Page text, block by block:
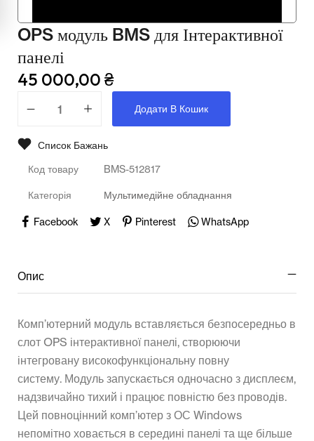
Освіта
Хімія
Всі товари
STEM
OPS модуль BMS для Інтерактивної
панелі
45 000,00 ₴
Додати В Кошик
Список Бажань
Код товару BMS-512817
Категорія Мультимедійне обладнання
Facebook X Pinterest WhatsApp
Опис
Комп’ютерний модуль вставляється безпосередньо в
слот OPS інтерактивної панелі, створюючи
інтегровану високофункціональну повну
систему. Модуль запускається одночасно з дисплеєм,
надзвичайно тихий і працює повністю без проводів.
Цей повноцінний комп’ютер з ОС Windows
непомітно ховається в середині панелі та ще більше